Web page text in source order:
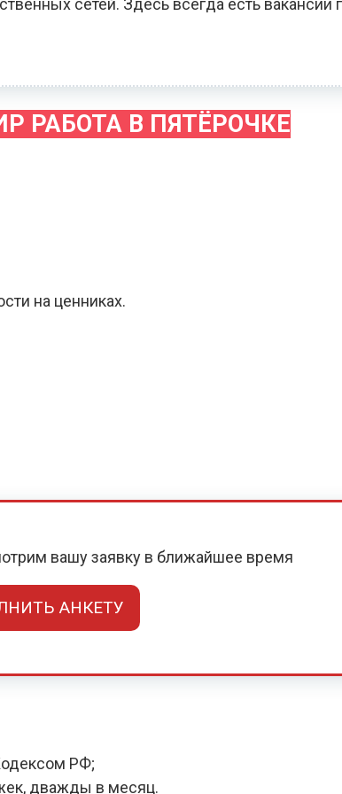
сетей. Здесь всегда есть вакансии
РАБОТА В ПЯТЁРОЧКЕ
на ценниках.
вашу заявку в ближайшее время
АНКЕТУ
РФ;
дважды в месяц.